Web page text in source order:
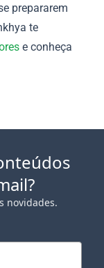
prepararem
te
e conheça
novidades.